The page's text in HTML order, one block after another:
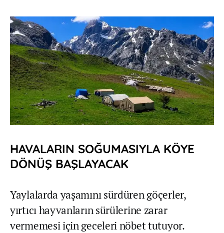
HAVALARIN SOĞUMASIYLA KÖYE
DÖNÜŞ BAŞLAYACAK
Yaylalarda yaşamını sürdüren göçerler,
yırtıcı hayvanların sürülerine zarar
vermemesi için geceleri nöbet tutuyor.